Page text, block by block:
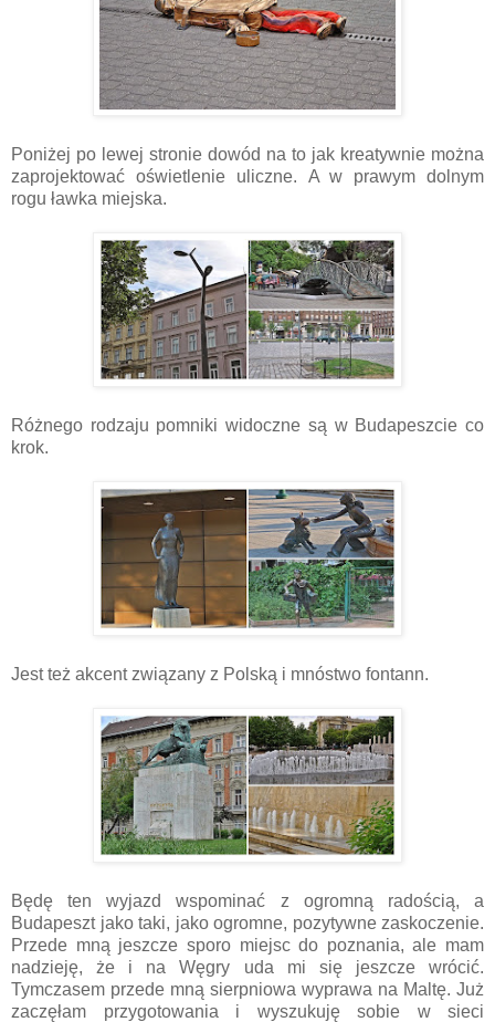
Poniżej po lewej stronie dowód na to jak kreatywnie można
zaprojektować oświetlenie uliczne.
A w prawym dolnym
rogu ławka miejska.
Różnego rodzaju pomniki widoczne są w Budapeszcie co
krok.
Jest też akcent związany z Polską i mnóstwo fontann.
Będę ten wyjazd wspominać z ogromną radością, a
Budapeszt jako taki, jako ogromne, pozytywne zaskoczenie.
Przede mną jeszcze sporo miejsc do poznania, ale mam
nadzieję, że i na Węgry uda mi się jeszcze wrócić.
Tymczasem przede mną sierpniowa wyprawa na Maltę. Już
zaczęłam przygotowania i wyszukuję sobie w sieci